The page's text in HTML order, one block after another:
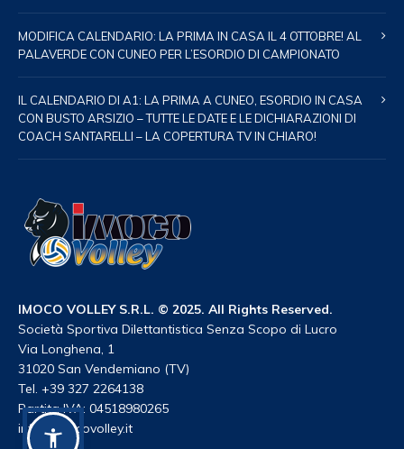
MODIFICA CALENDARIO: LA PRIMA IN CASA IL 4 OTTOBRE! AL
PALAVERDE CON CUNEO PER L’ESORDIO DI CAMPIONATO
IL CALENDARIO DI A1: LA PRIMA A CUNEO, ESORDIO IN CASA
CON BUSTO ARSIZIO – TUTTE LE DATE E LE DICHIARAZIONI DI
COACH SANTARELLI – LA COPERTURA TV IN CHIARO!
IMOCO VOLLEY S.R.L. © 2025. All Rights Reserved.
Società Sportiva Dilettantistica Senza Scopo di Lucro
Via Longhena, 1
31020 San Vendemiano (TV)
Tel. +39 327 2264138
Partita IVA: 04518980265
info@imocovolley.it